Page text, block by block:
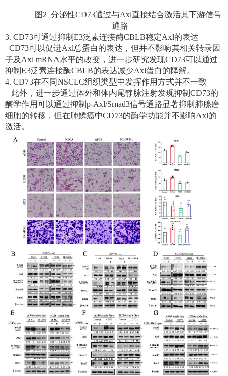
图 2分泌性CD73通过与Axl直接结合激活其下游信号
通路
3. CD73可通过抑制 E3泛素连接酶CBLB稳定Axl的表达
CD73可以促进Axl总蛋白的表达，但并不影响其相关转录因
子及 Axl mRNA水平的改变，进一步研究发现CD73可以通过
抑制 E3泛素连接酶CBLB的表达减少Axl蛋白的降解。
4. CD73在不同NSCLC组织类型中发挥作用方式并不一致
此外，进一步通过体外和体内尾静脉注射发现抑制 CD73的
酶学作用可以通过抑制 p-Axl/Smad3信号通路显著抑制肺腺癌
细胞的转移，但在肺鳞癌中CD73的酶学功能并不影响Axl的
激活。